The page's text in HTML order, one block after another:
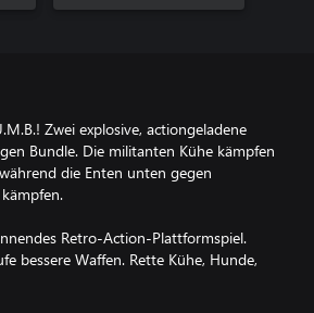
Zwei explosive, actiongeladene
Bundle. Die militanten Kühe kämpfen
die Enten unten gegen
Retro-Action-Plattformspiel.
bessere Waffen. Rette Kühe, Hunde,